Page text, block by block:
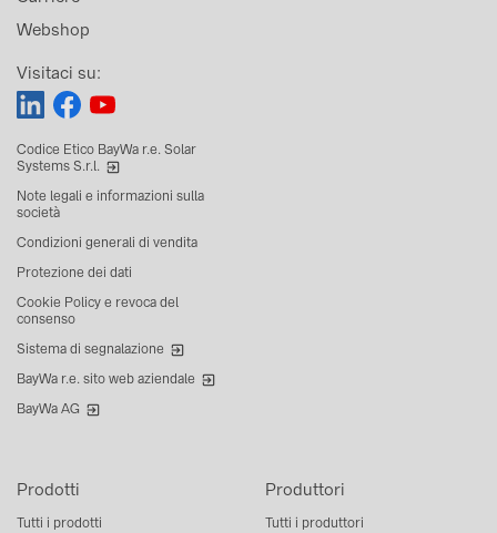
Prodotti
Tutti i prodotti
Produttori
Tutti i produttori
Webshop
Visitaci su:
Codice Etico BayWa r.e. Solar
Systems S.r.l.
Note legali e informazioni sulla
società
Condizioni generali di vendita
Protezione dei dati
Cookie Policy e revoca del
consenso
Sistema di segnalazione
BayWa r.e. sito web aziendale
BayWa AG